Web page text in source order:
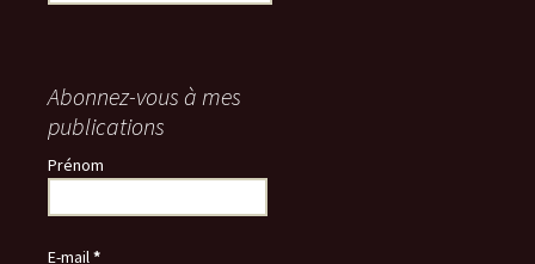
Abonnez-vous à mes
publications
Prénom
E-mail*